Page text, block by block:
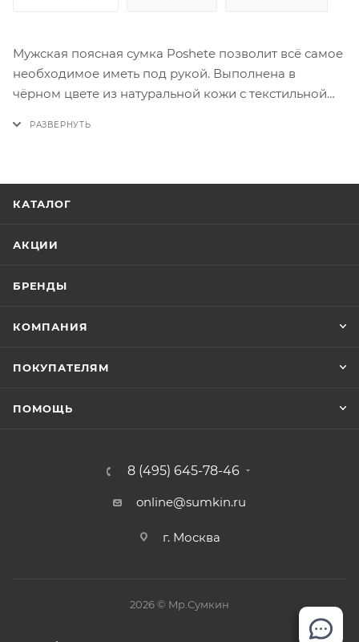
Мужская поясная сумка Poshete позволит всё самое
необходимое иметь под рукой. Выполнена в
чёрном цвете из натуральной кожи с текстильной
КАТАЛОГ
АКЦИИ
БРЕНДЫ
КОМПАНИЯ
ПОКУПАТЕЛЯМ
ПОМОЩЬ
8 (495) 645-78-46
online@sumkin.ru
г. Москва
2026 © Mр.Сумкин